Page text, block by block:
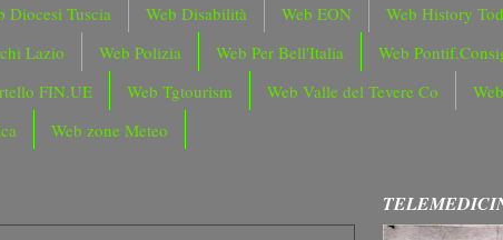
Diocesi Tuscia Web Disabilità Web EON
Web History
Lazio Web Polizia Web Per Bell'Italia
Web
FIN.UE Web Tgtourism Web Valle del Tevere Co
Web zone Meteo